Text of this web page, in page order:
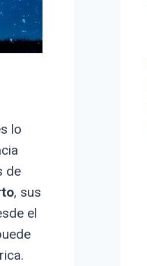
lo
de
, sus
el